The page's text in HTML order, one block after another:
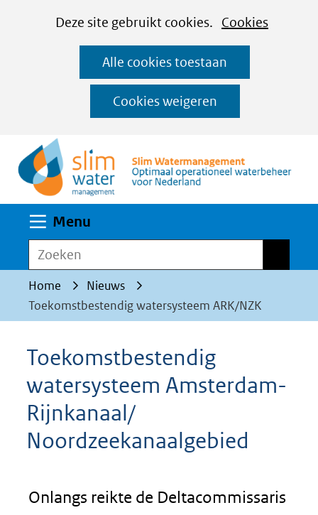
CookiesDeze site gebruikt cookies. Cookies
op
deze
website
worden
toegestaan
of
geweigerd.
Alle cookies toestaan
Cookies weigeren
Ga
naar
de
inhoud
Menu
Zoeken
Home
Nieuws
Toekomstbestendig watersysteem ARK/NZK
Toekomstbestendig
watersysteem Amsterdam-
Rijnkanaal/
Noordzeekanaalgebied
Onlangs reikte de Deltacommissaris